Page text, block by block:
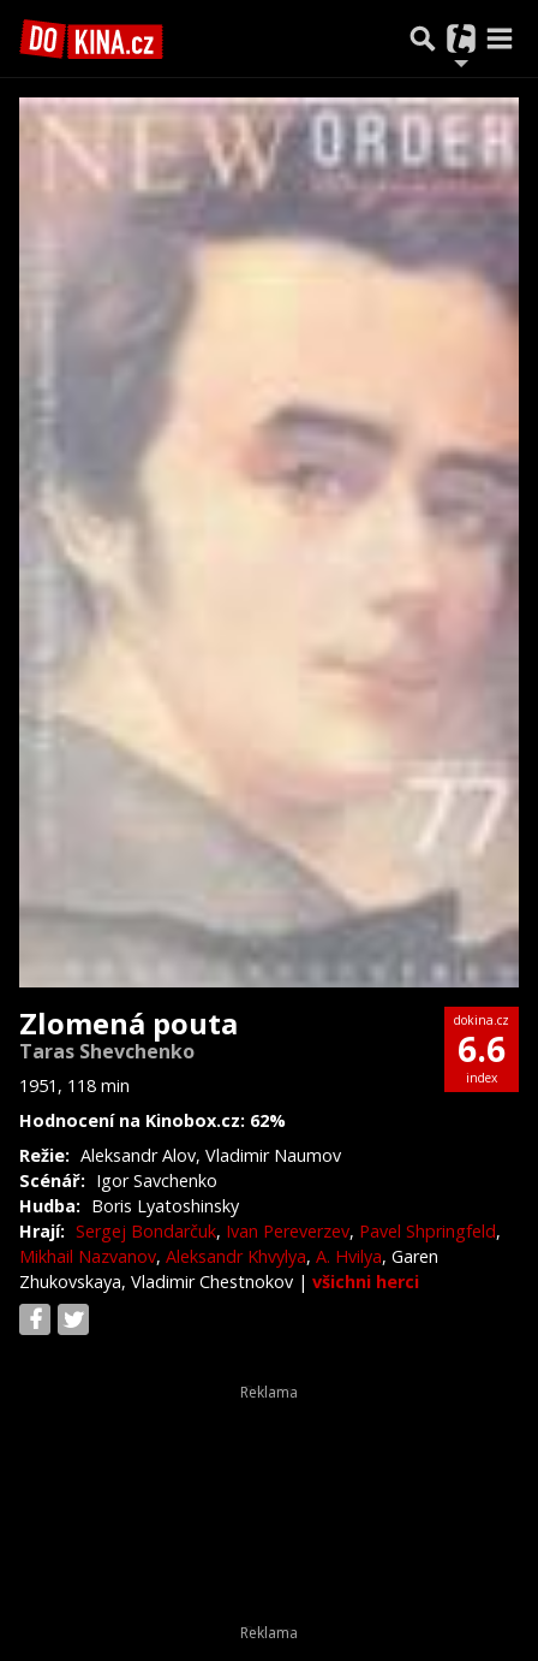
Zlomená pouta
Taras Shevchenko
1951, 118 min
Hodnocení na Kinobox.cz: 62%
dokina.cz
6.6
index
Režie: Aleksandr Alov, Vladimir Naumov
Scénář: Igor Savchenko
Hudba: Boris Lyatoshinsky
Hrají: Sergej Bondarčuk, Ivan Pereverzev, Pavel Shpringfeld,
Mikhail Nazvanov, Aleksandr Khvylya, A. Hvilya, Garen
Zhukovskaya, Vladimir Chestnokov | všichni herci